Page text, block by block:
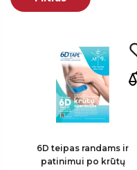
6D teipas randams ir
patinimui po krūtų